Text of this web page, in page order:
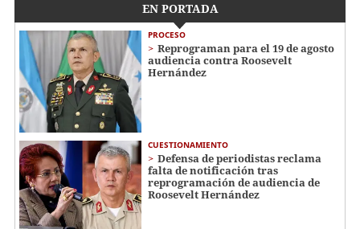
EN PORTADA
PROCESO
Reprograman para el 19 de agosto
audiencia contra Roosevelt
Hernández
CUESTIONAMIENTO
Defensa de periodistas reclama
falta de notificación tras
reprogramación de audiencia de
Roosevelt Hernández